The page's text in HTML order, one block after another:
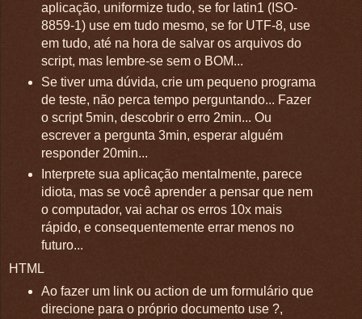
aplicação, uniformize tudo, se for latin1 (ISO-
8859-1) use em tudo mesmo, se for UTF-8, use
em tudo, até na hora de salvar os arquivos do
script, mas lembre-se sem o BOM...
Se tiver uma dúvida, crie um pequeno programa
de teste, não perca tempo perguntando... Fazer
o script 5min, descobrir o erro 2min... Ou
escrever a pergunta 3min, esperar alguém
responder 20min...
Interprete sua aplicação mentalmente, parece
idiota, mas se você aprender a pensar que nem
o computador, vai achar os erros 10x mais
rápido, e consequentemente errar menos no
futuro...
HTML
Ao fazer um link ou action de um formulário que
direcione para o próprio documento use ?,